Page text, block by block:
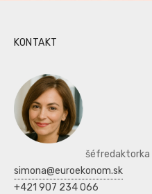
KONTAKT
šéfredaktorka
simona@euroekonom.sk
+421 907 234 066